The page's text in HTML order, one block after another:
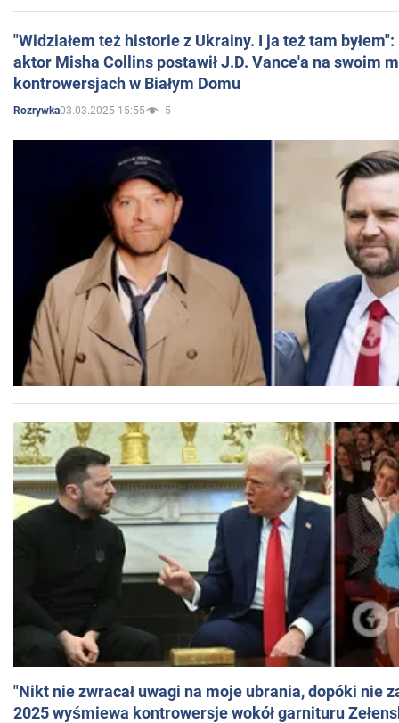
"Widziałem też historie z Ukrainy. I ja też tam
aktor Misha Collins postawił J.D. Vance'a na swoim
kontrowersjach w Białym Domu
Rozrywka03.03.2025 15:55 5
"Nikt nie zwracał uwagi na moje ubrania, dopóki nie
2025 wyśmiewa kontrowersje wokół garnituru